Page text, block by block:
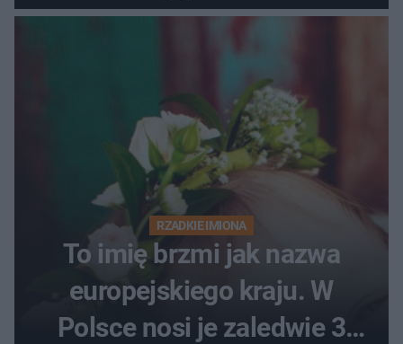
RZADKIE IMIONA
To imię brzmi jak nazwa
europejskiego kraju. W
Polsce nosi je zaledwie 3